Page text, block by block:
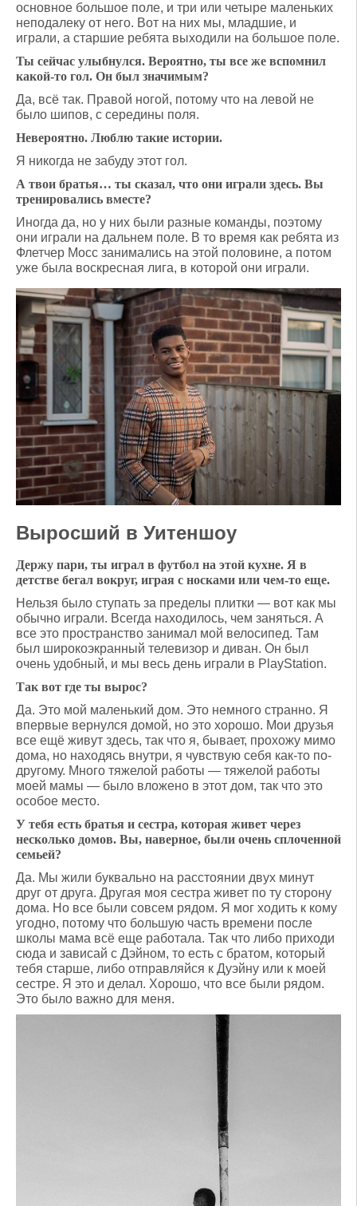
основное большое поле, и три или четыре маленьких
неподалеку от него. Вот на них мы, младшие, и
играли, а старшие ребята выходили на большое поле.
Ты сейчас улыбнулся. Вероятно, ты все же вспомнил
какой-то гол. Он был значимым?
Да, всё так. Правой ногой, потому что на левой не
было шипов, с середины поля.
Невероятно. Люблю такие истории.
Я никогда не забуду этот гол.
А твои братья… ты сказал, что они играли здесь. Вы
тренировались вместе?
Иногда да, но у них были разные команды, поэтому
они играли на дальнем поле. В то время как ребята из
Флетчер Мосс занимались на этой половине, а потом
уже была воскресная лига, в которой они играли.
Выросший в Уитеншоу
Держу пари, ты играл в футбол на этой кухне. Я в
детстве бегал вокруг, играя с носками или чем-то еще.
Нельзя было ступать за пределы плитки — вот как мы
обычно играли. Всегда находилось, чем заняться. А
все это пространство занимал мой велосипед. Там
был широкоэкранный телевизор и диван. Он был
очень удобный, и мы весь день играли в PlayStation.
Так вот где ты вырос?
Да. Это мой маленький дом. Это немного странно. Я
впервые вернулся домой, но это хорошо. Мои друзья
все ещё живут здесь, так что я, бывает, прохожу мимо
дома, но находясь внутри, я чувствую себя как-то по-
другому. Много тяжелой работы — тяжелой работы
моей мамы — было вложено в этот дом, так что это
особое место.
У тебя есть братья и сестра, которая живет через
несколько домов. Вы, наверное, были очень сплоченной
семьей?
Да. Мы жили буквально на расстоянии двух минут
друг от друга. Другая моя сестра живет по ту сторону
дома. Но все были совсем рядом. Я мог ходить к кому
угодно, потому что большую часть времени после
школы мама всё еще работала. Так что либо приходи
сюда и зависай с Дэйном, то есть с братом, который
тебя старше, либо отправляйся к Дуэйну или к моей
сестре. Я это и делал. Хорошо, что все были рядом.
Это было важно для меня.